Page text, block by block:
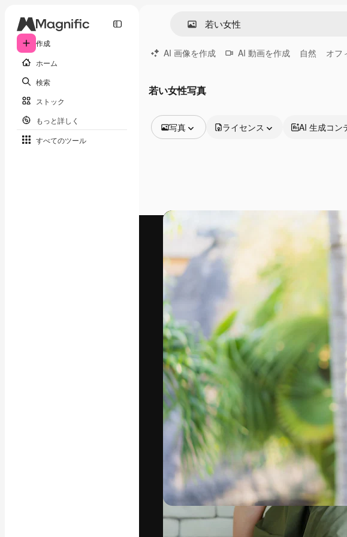
作成
ホーム
検索
ストック
もっと詳しく
すべてのツール
AI 画像を作成 AI 動画を作成 自然 オフ
若い女性写真
写真
動画
映像素材
モーショングラフィックス
動画テンプレート
アイコン
3D モデル
フォント
ライセンス AI 生成コン
最高のクリエイティブ制作を導くた
ットフォーム。クリエイター、企業
店、スタジオを含む100万人以上が
います。
日本語
Copyright © 2010-2026 Freepik Company